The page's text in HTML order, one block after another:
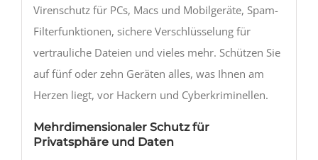
Virenschutz für PCs, Macs und Mobilgeräte, Spam-
Filterfunktionen, sichere Verschlüsselung für
vertrauliche Dateien und vieles mehr. Schützen Sie
auf fünf oder zehn Geräten alles, was Ihnen am
Herzen liegt, vor Hackern und Cyberkriminellen.
Mehrdimensionaler Schutz für
Privatsphäre und Daten